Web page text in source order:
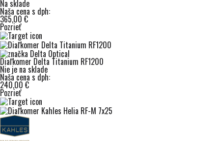
Na sklade
Naša cena s dph:
365,00 €
Pozrieť
Diaľkomer Delta Titanium RF1200
Nie je na sklade
Naša cena s dph:
240,00 €
Pozrieť